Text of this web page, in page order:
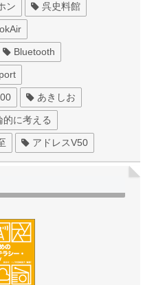
ン 呉史料館
Bluetooth
あきしお
的に考える
アドレスV50